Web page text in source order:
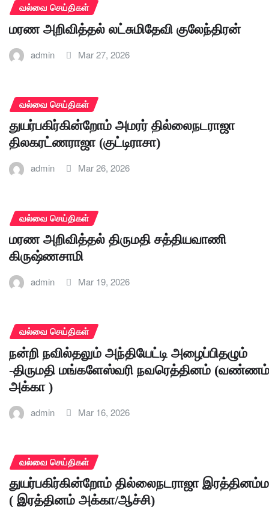
வல்வை செய்திகள்
மரண அறிவித்தல் லட்சுமிதேவி குலேந்திரன்
admin Mar 27, 2026
வல்வை செய்திகள்
துயர்பகிர்கின்றோம் அமரர் தில்லைநடராஜா
திலகரட்ணராஜா (குட்டிராசா)
admin Mar 26, 2026
வல்வை செய்திகள்
மரண அறிவித்தல் திருமதி சத்தியவாணி
கிருஷ்ணசாமி
admin Mar 19, 2026
வல்வை செய்திகள்
நன்றி நவில்தலும் அந்தியேட்டி அழைப்பிதழும்
-திருமதி மங்களேஸ்வரி நவரெத்தினம் (வண்ணம்
அக்கா )
admin Mar 16, 2026
வல்வை செய்திகள்
துயர்பகிர்கின்றோம் தில்லைநடராஜா
( இரத்தினம் அக்கா/ஆச்சி)